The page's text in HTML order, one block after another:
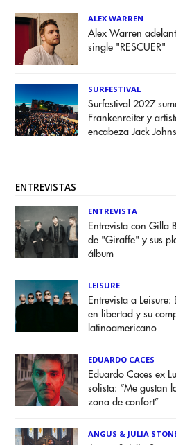
ALEX WARREN
Alex Warren
single "RESCUER"
SURFESTIVAL
Surfestival 2027
Frankenreiter y
encabeza Jack
ENTREVISTAS
ENTREVISTA
Entrevista con Gilla
de "Giraffe" y sus
álbum
LEISURE
Entrevista a
en libertad y su
latinoamericano
EDUARDO CACES
Eduardo Caces ex
solista: “Me gustan
zona de confort”
ANGUS & JULIA